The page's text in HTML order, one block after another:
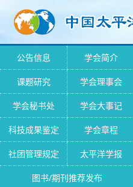
公告信息 学会简介
课题研究 学会理事会
学会秘书处 学会大事记
科技成果鉴定 学会章程
社团管理规定 太平洋学报
图书/期刊推荐发布